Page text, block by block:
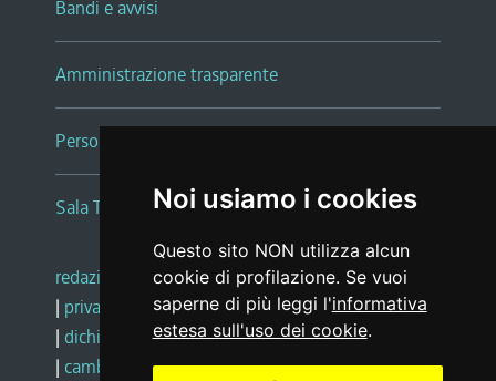
Noi usiamo i cookies
Questo sito NON utilizza alcun
cookie di profilazione. Se vuoi
saperne di più leggi l'informativa
estesa sull'uso dei cookie.
Bandi e avvisi
Amministrazione trasparente
Persone e Uffici
Sala Tiziano Tessitori
redazione web |note legali |glossario
| privacy
social media policy
| dichiarazione di accessibilità |feedback
| cambio preferenze cookie